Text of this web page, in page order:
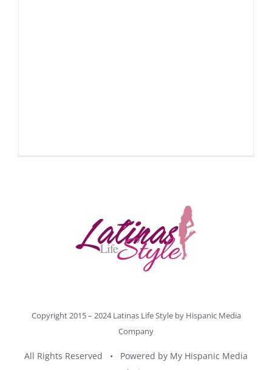
Copyright 2015 – 2024 Latinas Life Style by Hispanic Media
Company
All Rights Reserved • Powered by My Hispanic Media